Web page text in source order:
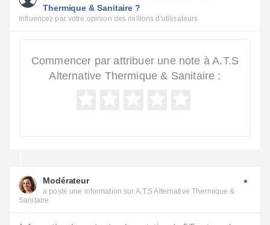
Thermique & Sanitaire ?
Influencez par votre opinion des millions d'utilisateurs
Commencer par attribuer une note à A.T.S
Alternative Thermique & Sanitaire :
Modérateur
a posté une information sur A.T.S Alternative Thermique &
Sanitaire